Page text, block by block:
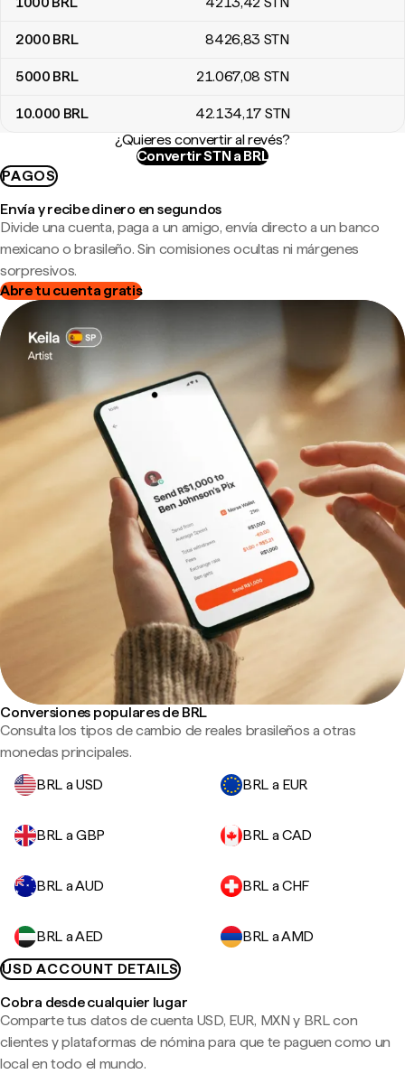
2000 BRL 8426,83 STN
5000 BRL 21.067,08 STN
10.000 BRL 42.134,17 STN
¿Quieres convertir al revés?
Convertir STN a BRL
PAGOS
Envía y recibe dinero en segundos
Divide una cuenta, paga a un amigo, envía directo a un banco
mexicano o brasileño. Sin comisiones ocultas ni márgenes
sorpresivos.
Abre tu cuenta gratis
Conversiones populares de BRL
Consulta los tipos de cambio de reales brasileños a otras
monedas principales.
BRL a USD
BRL a EUR
BRL a GBP BRL a CAD
BRL a AUD BRL a CHF
BRL a AED
BRL a AMD
USD ACCOUNT DETAILS
Cobra desde cualquier lugar
Comparte tus datos de cuenta USD, EUR, MXN y BRL con
clientes y plataformas de nómina para que te paguen como un
local en todo el mundo.